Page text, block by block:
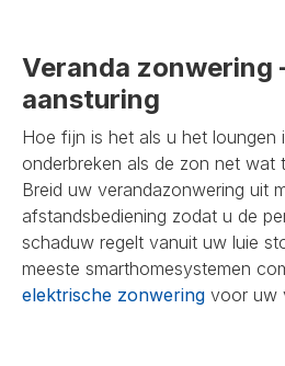
Veranda zonwering
aansturing
Hoe fijn is het als u het
onderbreken als de zon net wat
Breid uw verandazonwering uit
afstandsbediening zodat u de
schaduw regelt vanuit uw luie
meeste smarthomesystemen
elektrische zonwering voor uw